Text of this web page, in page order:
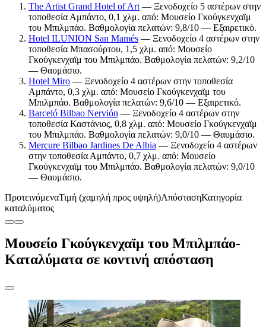
The Artist Grand Hotel of Art — Ξενοδοχείο 5 αστέρων στην
τοποθεσία Αμπάντο, 0,1 χλμ. από: Μουσείο Γκούγκενχαϊμ
του Μπιλμπάο. Βαθμολογία πελατών: 9,8/10 — Εξαιρετικό.
Hotel ILUNION San Mamés — Ξενοδοχείο 4 αστέρων στην
τοποθεσία Μπασούρτου, 1,5 χλμ. από: Μουσείο
Γκούγκενχαϊμ του Μπιλμπάο. Βαθμολογία πελατών: 9,2/10
— Θαυμάσιο.
Hotel Miro — Ξενοδοχείο 4 αστέρων στην τοποθεσία
Αμπάντο, 0,3 χλμ. από: Μουσείο Γκούγκενχαϊμ του
Μπιλμπάο. Βαθμολογία πελατών: 9,6/10 — Εξαιρετικό.
Barceló Bilbao Nervión — Ξενοδοχείο 4 αστέρων στην
τοποθεσία Καστάνιος, 0,8 χλμ. από: Μουσείο Γκούγκενχαϊμ
του Μπιλμπάο. Βαθμολογία πελατών: 9,0/10 — Θαυμάσιο.
Mercure Bilbao Jardines De Albia — Ξενοδοχείο 4 αστέρων
στην τοποθεσία Αμπάντο, 0,7 χλμ. από: Μουσείο
Γκούγκενχαϊμ του Μπιλμπάο. Βαθμολογία πελατών: 9,0/10
— Θαυμάσιο.
ΠροτεινόμεναΤιμή (χαμηλή προς υψηλή)ΑπόστασηΚατηγορία
καταλύματος
Μουσείο Γκούγκενχαϊμ του Μπιλμπάο-
Καταλύματα σε κοντινή απόσταση